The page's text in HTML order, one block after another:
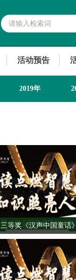
活动预告
2019年
三等奖《汉声中国童话